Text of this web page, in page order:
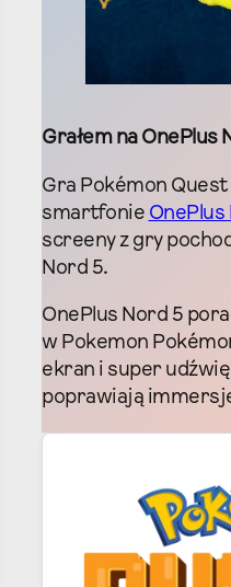
Grałem na OnePlus
Gra Pokémon Quest
smartfonie OnePlus
screeny z gry
Nord 5.
OnePlus Nord 5
w Pokemon
ekran i super
poprawiają